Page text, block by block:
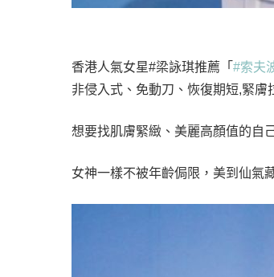
香港人氣女星#梁詠琪推薦「#索夫
非侵入式、免動刀、恢復期短,緊膚
想要找肌膚緊緻、美麗高顏值的自
女神一樣不被年齡侷限，美到仙氣